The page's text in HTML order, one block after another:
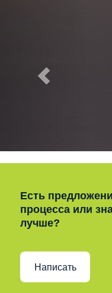
Есть
процесса или
лучше?
Написать